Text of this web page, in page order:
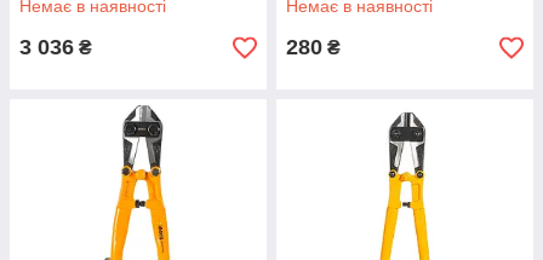
Немає в наявності
3 036 ₴
Немає в наявності
280 ₴